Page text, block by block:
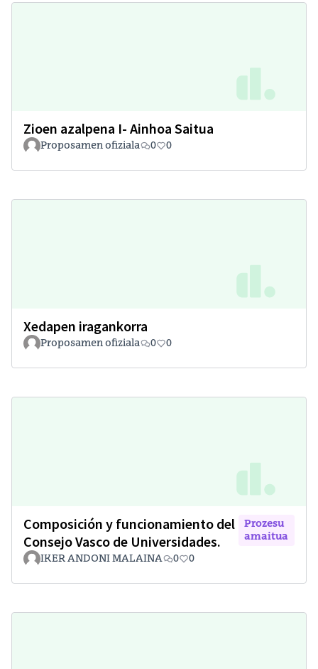
Zioen azalpena I- Ainhoa Saitua
Proposamen ofiziala 0 0
Xedapen iragankorra
Proposamen ofiziala 0 0
Composición y funcionamiento del
Consejo Vasco de Universidades.
Prozesu
amaitua
IKER ANDONI MALAINA 0 0